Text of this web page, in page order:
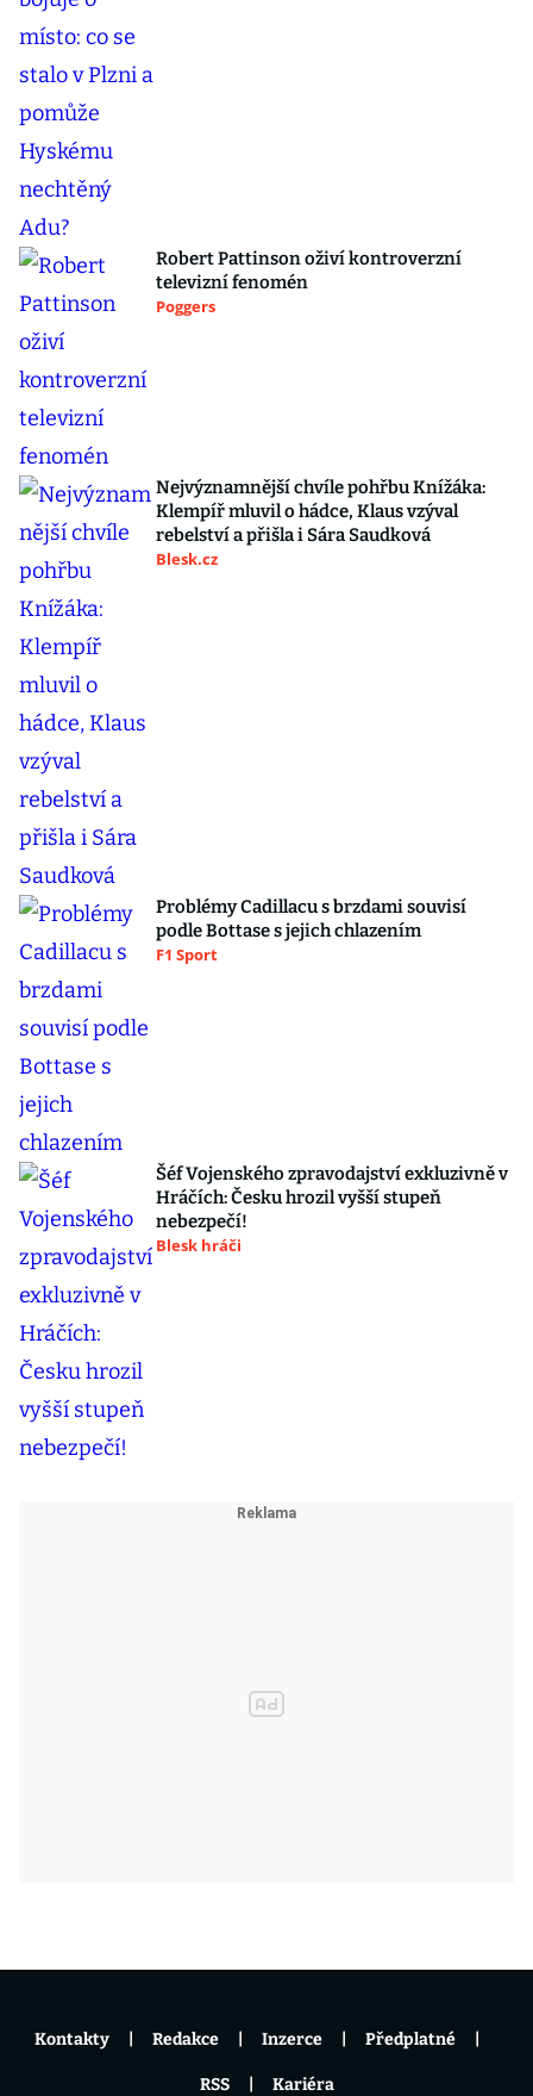
Robert Pattinson oživí kontroverzní
televizní fenomén
Poggers
Nejvýznamnější chvíle pohřbu Knížáka:
Klempíř mluvil o hádce, Klaus vzýval
rebelství a přišla i Sára Saudková
Blesk.cz
Problémy Cadillacu s brzdami souvisí
podle Bottase s jejich chlazením
F1 Sport
Šéf Vojenského zpravodajství exkluzivně v
Hráčích: Česku hrozil vyšší stupeň
nebezpečí!
Blesk hráči
Kontakty Redakce Inzerce Předplatné
RSS Kariéra